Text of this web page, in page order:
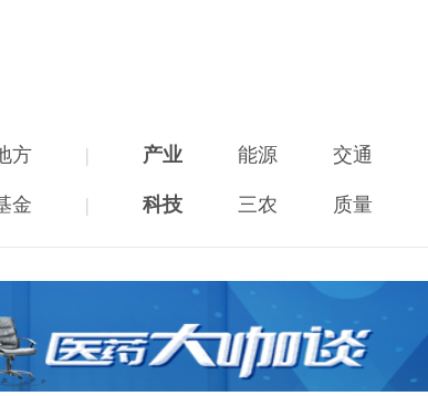
方 | 产业 能源 交通
金 | 科技 三农 质量